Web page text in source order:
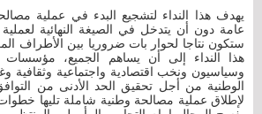
يهدف هذا النداء لتشجيع البدء في عملية
عامة دون أن يتدخل في الصيغة النهائية لعملية
ستكون نتاجا لحوار بات ضروريا بين الأطراف
هذا النداء إلى أن يساهم الجميع،
وسياسيون ونخب اقتصادية واجتماعية وثقافية
الوطنية من أجل تحقيق الحد الأدنى من
لإطلاق عملية مصالحة وطنية شاملة تليها